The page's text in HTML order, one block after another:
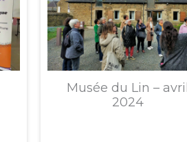
Musée du Lin –
2024